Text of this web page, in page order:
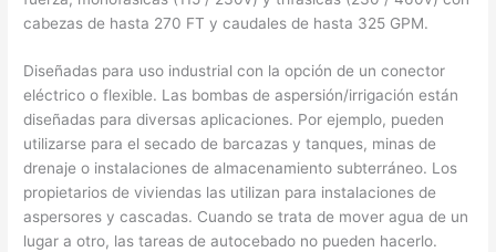
cabezas de hasta 270 FT y caudales de hasta 325 GPM.
Diseñadas para uso industrial con la opción de un conector
eléctrico o flexible. Las bombas de aspersión/irrigación están
diseñadas para diversas aplicaciones. Por ejemplo, pueden
utilizarse para el secado de barcazas y tanques, minas de
drenaje o instalaciones de almacenamiento subterráneo. Los
propietarios de viviendas las utilizan para instalaciones de
aspersores y cascadas. Cuando se trata de mover agua de un
lugar a otro, las tareas de autocebado no pueden hacerlo.